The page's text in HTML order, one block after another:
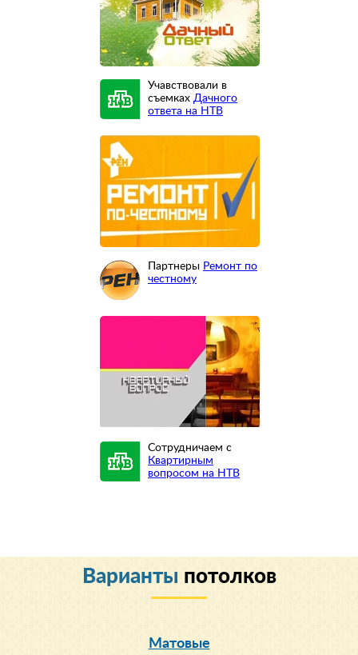
Учавствовали в
съемках Дачного
ответа на НТВ
Партнеры Ремонт по
честному
Сотрудничаем с
Квартирным
вопросом на НТВ
Варианты потолков
Матовые